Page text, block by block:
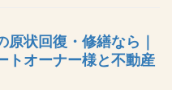
状回復・修繕なら｜
トオーナー様と不動産